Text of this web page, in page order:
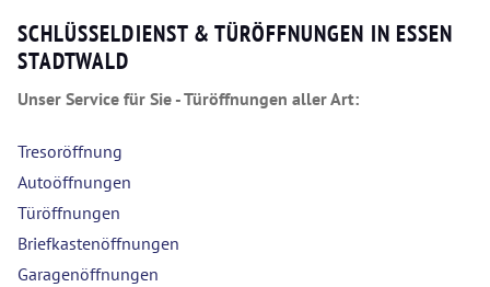
SCHLÜSSELDIENST & TÜRÖFFNUNGEN IN ESSEN
STADTWALD
Unser Service für Sie - Türöffnungen aller Art:
Tresoröffnung
Autoöffnungen
Türöffnungen
Briefkastenöffnungen
Garagenöffnungen